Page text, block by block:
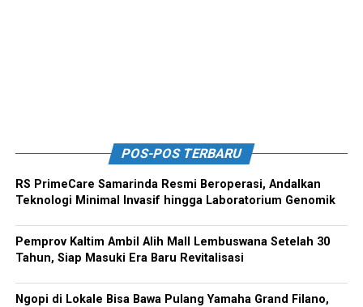
POS-POS TERBARU
RS PrimeCare Samarinda Resmi Beroperasi, Andalkan
Teknologi Minimal Invasif hingga Laboratorium Genomik
Pemprov Kaltim Ambil Alih Mall Lembuswana Setelah 30
Tahun, Siap Masuki Era Baru Revitalisasi
Ngopi di Lokale Bisa Bawa Pulang Yamaha Grand Filano,